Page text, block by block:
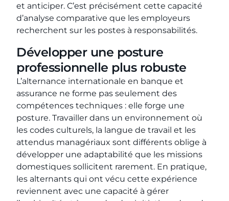
et anticiper. C’est précisément cette capacité
d’analyse comparative que les employeurs
recherchent sur les postes à responsabilités.
Développer une posture
professionnelle plus robuste
L’alternance internationale en banque et
assurance ne forme pas seulement des
compétences techniques : elle forge une
posture. Travailler dans un environnement où
les codes culturels, la langue de travail et les
attendus managériaux sont différents oblige à
développer une adaptabilité que les missions
domestiques sollicitent rarement. En pratique,
les alternants qui ont vécu cette expérience
reviennent avec une capacité à gérer